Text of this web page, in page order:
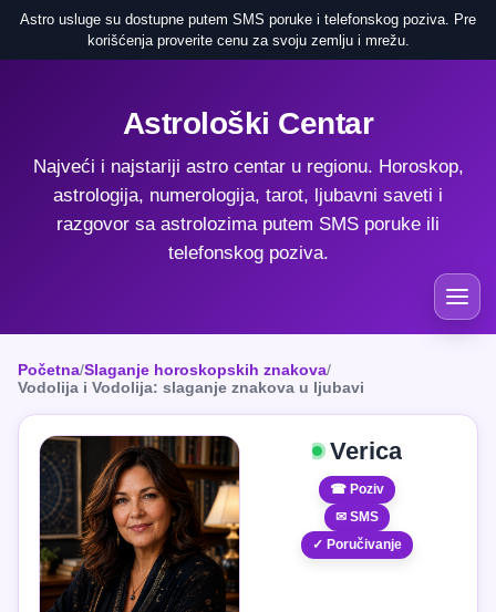
Astro usluge su dostupne putem SMS poruke i telefonskog poziva. Pre
korišćenja proverite cenu za svoju zemlju i mrežu.
Astrološki Centar
Najveći i najstariji astro centar u regionu. Horoskop,
astrologija, numerologija, tarot, ljubavni saveti i
razgovor sa astrolozima putem SMS poruke ili
telefonskog poziva.
Početna/Slaganje horoskopskih znakova/
Vodolija i Vodolija: slaganje znakova u ljubavi
Verica
☎ Poziv
✉ SMS
✓ Poručivanje